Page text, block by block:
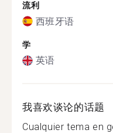
流利
西班牙语
学
英语
我喜欢谈论的话题
Cualquier tema en